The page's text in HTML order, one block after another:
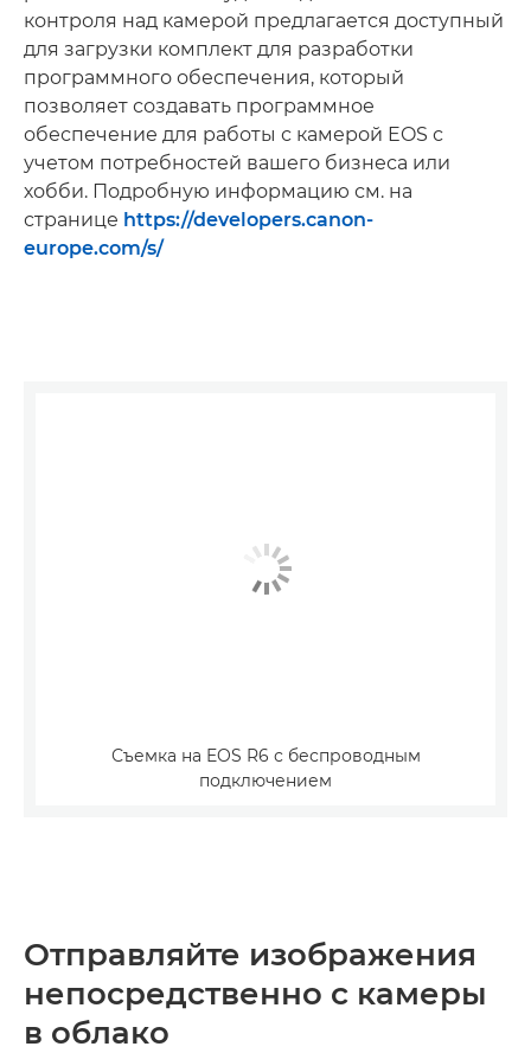
контроля над камерой предлагается доступный
для загрузки комплект для разработки
программного обеспечения, который
позволяет создавать программное
обеспечение для работы с камерой EOS с
учетом потребностей вашего бизнеса или
хобби. Подробную информацию см. на
странице https://developers.canon-
europe.com/s/
Съемка на EOS R6 с беспроводным
подключением
Отправляйте изображения
непосредственно с камеры
в облако